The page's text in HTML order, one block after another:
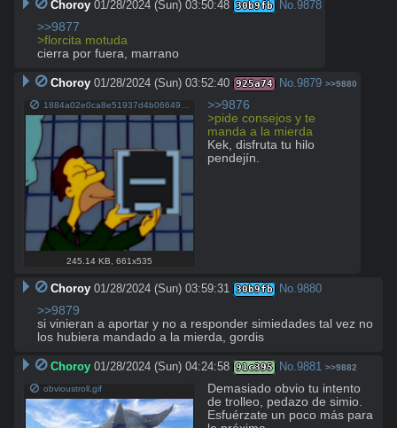
Choroy 01/28/2024 (Sun) 03:50:48 30b9fb No. 9878
>>9877
>florcita motuda
cierra por fuera, marrano
Choroy 01/28/2024 (Sun) 03:52:40 925a74 No. 9879 >>9880
245.14 KB ,661x535
>>9876
>pide consejos y te
manda a la mierda
Kek, disfruta tu hilo
pendejín.
Choroy 01/28/2024 (Sun) 03:59:31 30b9fb No.9880
>>9879
si vinieran a aportar y no a responder simiedades tal vez no
los hubiera mandado a la mierda, gordis
Choroy 01/28/2024 (Sun) 04:24:58 91c395 No.9881 >>9882
obvioustroll.gif
Demasiado obvio tu intento
de trolleo, pedazo de simio.
Esfuérzate un poco más para